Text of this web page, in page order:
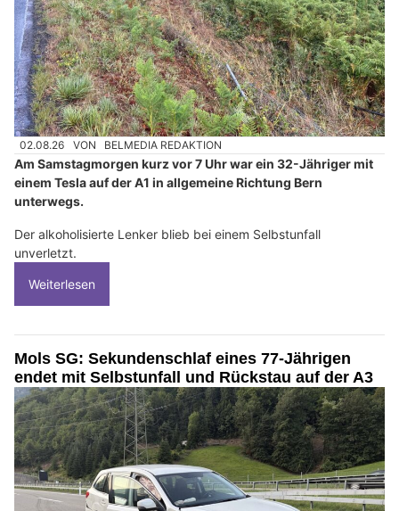
02.08.26 VON BELMEDIA REDAKTION
Am Samstagmorgen kurz vor 7 Uhr war ein 32-Jähriger mit
einem Tesla auf der A1 in allgemeine Richtung Bern
unterwegs.
Der alkoholisierte Lenker blieb bei einem Selbstunfall
unverletzt.
Weiterlesen
Mols SG: Sekundenschlaf eines 77-Jährigen
endet mit Selbstunfall und Rückstau auf der A3